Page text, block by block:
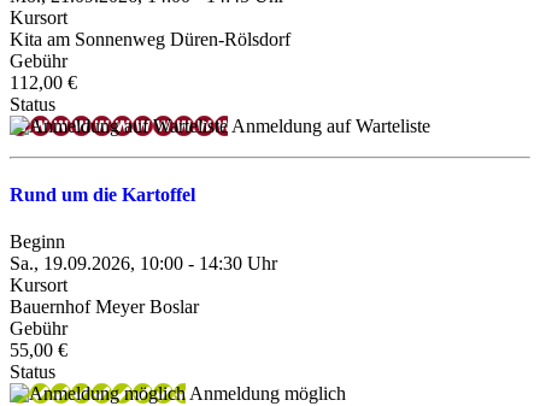
Kursort
Kita am Sonnenweg Düren-Rölsdorf
Gebühr
112,00 €
Status
Anmeldung auf Warteliste
Rund um die Kartoffel
Beginn
Sa., 19.09.2026, 10:00 - 14:30 Uhr
Kursort
Bauernhof Meyer Boslar
Gebühr
55,00 €
Status
Anmeldung möglich